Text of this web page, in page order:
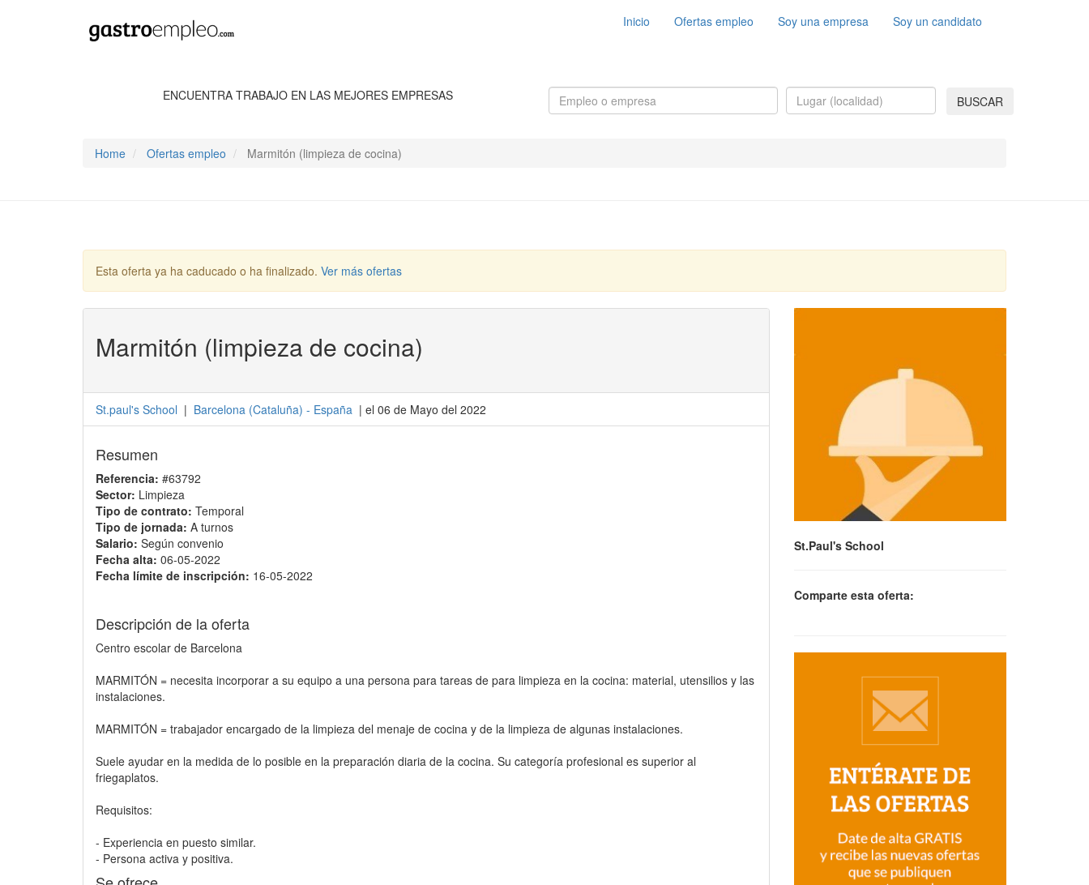
Inicio Ofertas empleo Soy una empresa Soy un candidato
ENCUENTRA TRABAJO EN LAS MEJORES EMPRESAS BUSCAR
Home Ofertas empleo Marmitón (limpieza de cocina)
Esta oferta ya ha caducado o ha finalizado. Ver más ofertas
Marmitón (limpieza de cocina)
St.paul's School | Barcelona (Cataluña) - España | el 06 de Mayo del 2022
Resumen
Referencia: #63792
Sector: Limpieza
Tipo de contrato: Temporal
Tipo de jornada: A turnos
Salario: Según convenio
Fecha alta: 06-05-2022
Fecha límite de inscripción: 16-05-2022
Descripción de la oferta
Centro escolar de Barcelona
MARMITÓN = necesita incorporar a su equipo a una persona para tareas de para limpieza en la cocina: material, utensilios y las
instalaciones.
MARMITÓN = trabajador encargado de la limpieza del menaje de cocina y de la limpieza de algunas instalaciones.
Suele ayudar en la medida de lo posible en la preparación diaria de la cocina. Su categoría profesional es superior al
friegaplatos.
Requisitos:
- Experiencia en puesto similar.
- Persona activa y positiva.
St.Paul's School
Comparte esta oferta: